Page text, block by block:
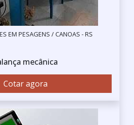
EM PESAGENS / CANOAS - RS
mecânica
Cotar agora